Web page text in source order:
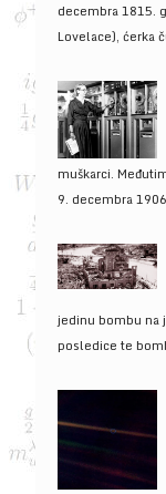
decembra 1815.
Lovelace), ćerka
muškarci.
9. decembra
jedinu bombu na
posledice te